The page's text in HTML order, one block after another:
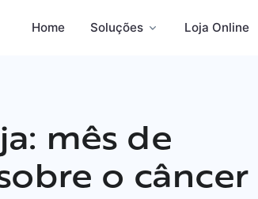
Home Soluções Loja Online
mês de
o câncer